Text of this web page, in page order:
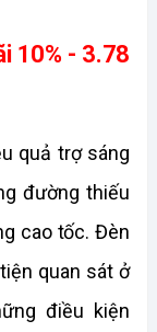
10% - 3.78
quả trợ sáng
đường thiếu
cao tốc. Đèn
quan sát ở
điều kiện